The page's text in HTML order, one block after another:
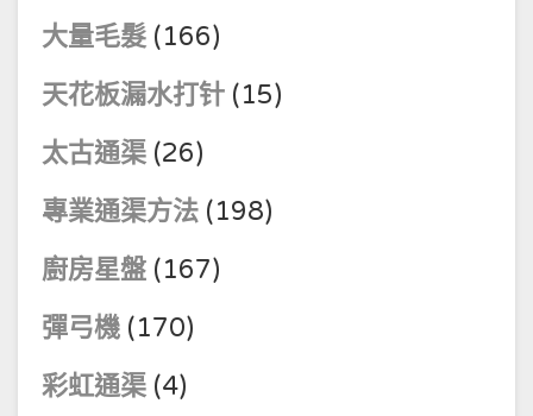
大量毛髮 (166)
天花板漏水打针 (15)
太古通渠 (26)
專業通渠方法 (198)
廚房星盤 (167)
彈弓機 (170)
彩虹通渠 (4)